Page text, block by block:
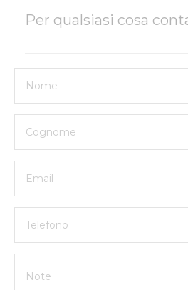
Per qualsiasi cosa